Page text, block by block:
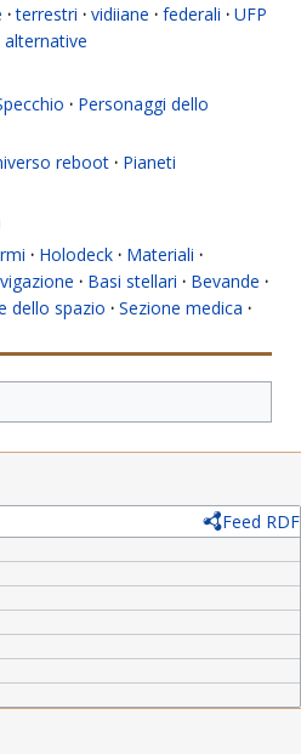
· terrestri · vidiiane · federali · UFP
· Personaggi dello
reboot · Pianeti
· Holodeck · Materiali ·
· Basi stellari · Bevande ·
dello spazio · Sezione medica ·
Feed RDF